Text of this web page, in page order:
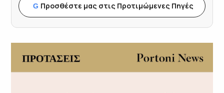
G Προσθέστε μας στις Προτιμώμενες Πηγές